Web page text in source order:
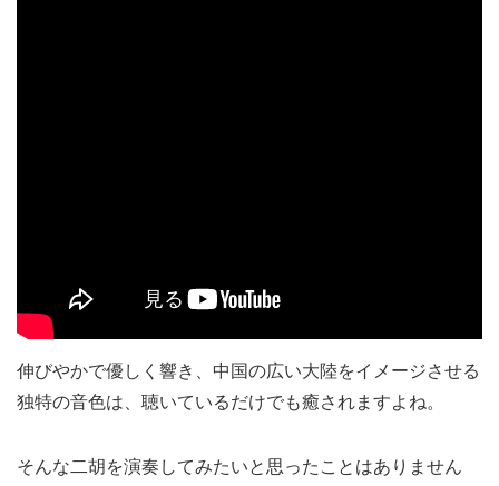
伸びやかで優しく響き、中国の広い大陸をイメージさせる
独特の音色は、聴いているだけでも癒されますよね。
そんな二胡を演奏してみたいと思ったことはありません